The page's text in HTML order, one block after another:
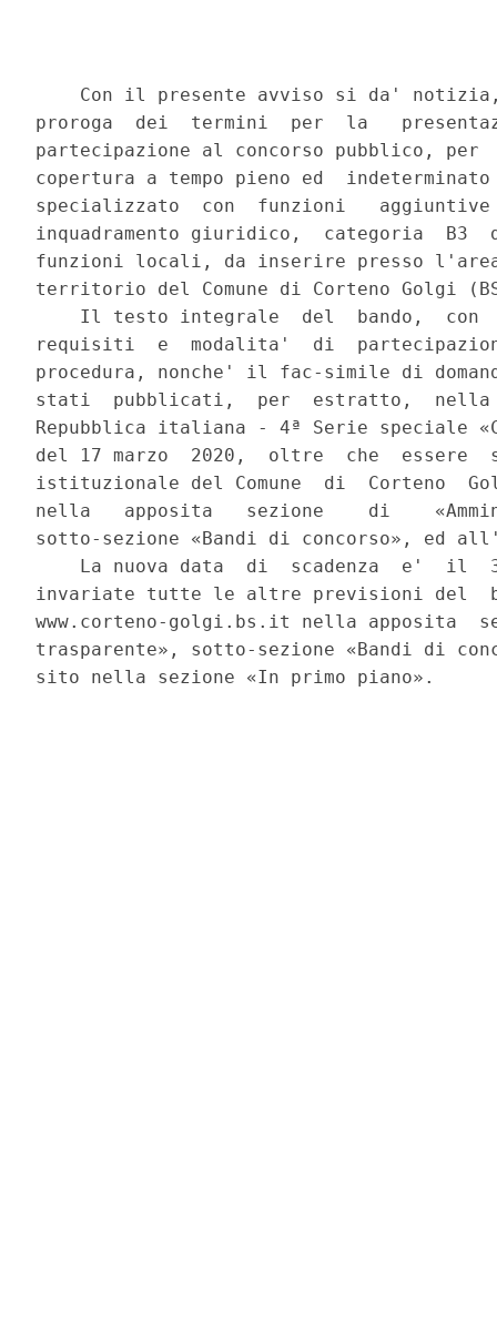
Con il presente avviso si da'
proroga  dei  termini  per  la
partecipazione al concorso pubblico,
copertura a tempo pieno ed
specializzato  con  funzioni
inquadramento giuridico,  categoria  B3
funzioni locali, da inserire presso
territorio del Comune di Corteno Golgi
Il testo integrale  del  bando,  con
requisiti  e  modalita'  di
procedura, nonche' il fac-simile di
stati  pubblicati,  per  estratto,  nella
Repubblica italiana - 4ª Serie speciale
del 17 marzo  2020,  oltre  che
istituzionale del Comune  di  Corteno
nella   apposita   sezione    di
sotto-sezione «Bandi di concorso», ed
La nuova data  di  scadenza  e'  il
invariate tutte le altre previsioni del
www.corteno-golgi.bs.it nella apposita
trasparente», sotto-sezione «Bandi di
sito nella sezione «In primo piano».